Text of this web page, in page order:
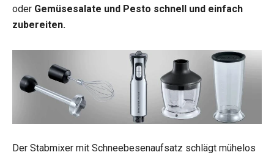
oder Gemüsesalate und Pesto schnell und einfach
zubereiten.
Der Stabmixer mit Schneebesenaufsatz schlägt mühelos